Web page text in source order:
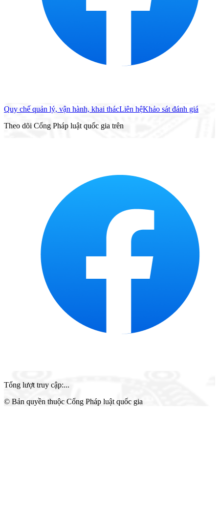
Quy chế quản lý, vận hành, khai thácLiên hệKhảo sát đánh giá
Theo dõi Cổng Pháp luật quốc gia trên
Tổng lượt truy cập:...
© Bản quyền thuộc Cổng Pháp luật quốc gia